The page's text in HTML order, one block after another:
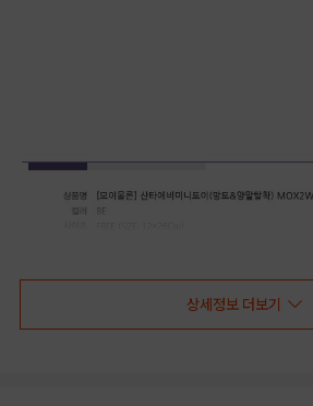
상세정보 더보기